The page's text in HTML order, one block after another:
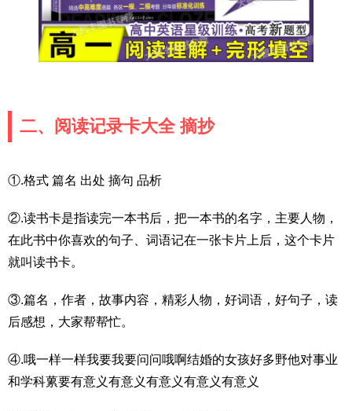
二、阅读记录卡大全 摘抄
①.格式 篇名 出处 摘句 品析
②.读书卡是指读完一本书后，把一本书的名字，主要人物，
在此书中你喜欢的句子、词语记在一张卡片上后，这个卡片
就叫读书卡。
③.篇名，作者，故事内容，精彩人物，好词语，好句子，读
后感想，大家帮帮忙。
④.哦一样一样我要我要问问哦啊结婚的女孩好多野他对事业
和学科蔂要有意义有意义有意义有意义有意义